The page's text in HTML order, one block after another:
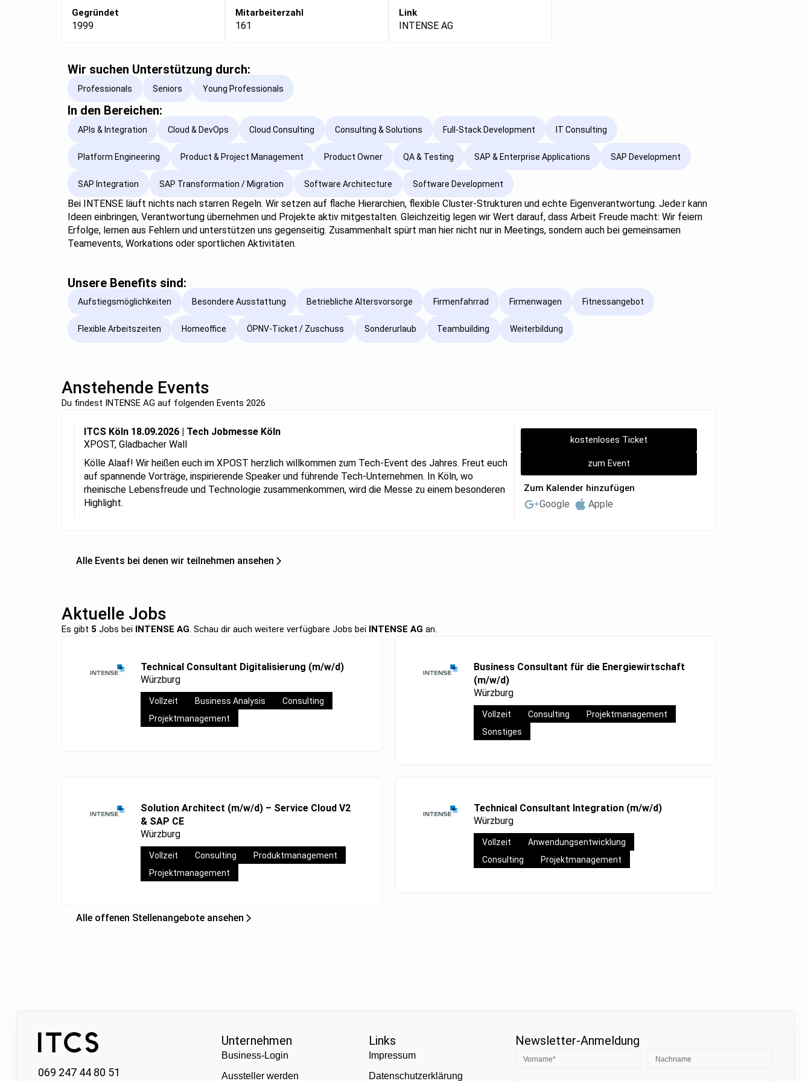
Gegründet
1999
Mitarbeiterzahl
161
Link
INTENSE AG
Wir suchen Unterstützung durch:
Professionals Seniors Young Professionals
In den Bereichen:
APIs & Integration Cloud & DevOps Cloud Consulting Consulting & Solutions Full-Stack Development IT Consulting
Platform Engineering Product & Project Management Product Owner QA & Testing SAP & Enterprise Applications SAP Development
SAP Integration SAP Transformation / Migration Software Architecture Software Development
Bei INTENSE läuft nichts nach starren Regeln. Wir setzen auf flache Hierarchien, flexible Cluster-Strukturen und echte Eigenverantwortung. Jede:r kann
Ideen einbringen, Verantwortung übernehmen und Projekte aktiv mitgestalten. Gleichzeitig legen wir Wert darauf, dass Arbeit Freude macht: Wir feiern
Erfolge, lernen aus Fehlern und unterstützen uns gegenseitig. Zusammenhalt spürt man hier nicht nur in Meetings, sondern auch bei gemeinsamen
Teamevents, Workations oder sportlichen Aktivitäten.
Unsere Benefits sind:
Aufstiegsmöglichkeiten Besondere Ausstattung Betriebliche Altersvorsorge Firmenfahrrad Firmenwagen Fitnessangebot
Flexible Arbeitszeiten Homeoffice ÖPNV-Ticket / Zuschuss Sonderurlaub Teambuilding Weiterbildung
Anstehende Events
Du findest INTENSE AG auf folgenden Events 2026
ITCS Köln 18.09.2026 | Tech Jobmesse Köln
XPOST, Gladbacher Wall
Kölle Alaaf! Wir heißen euch im XPOST herzlich willkommen zum Tech-Event des Jahres. Freut euch
auf spannende Vorträge, inspirierende Speaker und führende Tech-Unternehmen. In Köln, wo
rheinische Lebensfreude und Technologie zusammenkommen, wird die Messe zu einem besonderen
Highlight.
kostenloses Ticket
zum Event
Zum Kalender hinzufügen
Google Apple
Alle Events bei denen wir teilnehmen ansehen
Aktuelle Jobs
Es gibt 5 Jobs bei INTENSE AG . Schau dir auch weitere verfügbare Jobs bei INTENSE AG an.
Technical Consultant Digitalisierung (m/w/d)
Würzburg
Vollzeit Business Analysis
Consulting
Projektmanagement
Business Consultant für die Energiewirtschaft
(m/w/d)
Würzburg
Vollzeit Consulting
Projektmanagement
Sonstiges
Solution Architect (m/w/d) – Service Cloud V2
& SAP CE
Würzburg
Vollzeit Consulting
Produktmanagement
Projektmanagement
Technical Consultant Integration (m/w/d)
Würzburg
Vollzeit
Anwendungsentwicklung
Consulting
Projektmanagement
Alle offenen Stellenangebote ansehen
069 247 44 80 51
Unternehmen
Business-Login
Aussteller werden
Links
Impressum
Datenschutzerklärung
Newsletter-Anmeldung